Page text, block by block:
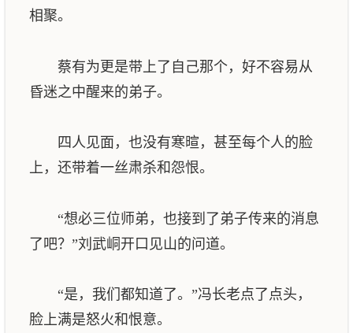
相聚。
蔡有为更是带上了自己那个，好不容易从
昏迷之中醒来的弟子。
四人见面，也没有寒暄，甚至每个人的脸
上，还带着一丝肃杀和怨恨。
“想必三位师弟，也接到了弟子传来的消息
了吧？”刘武峒开口见山的问道。
“是，我们都知道了。”冯长老点了点头，
脸上满是怒火和恨意。